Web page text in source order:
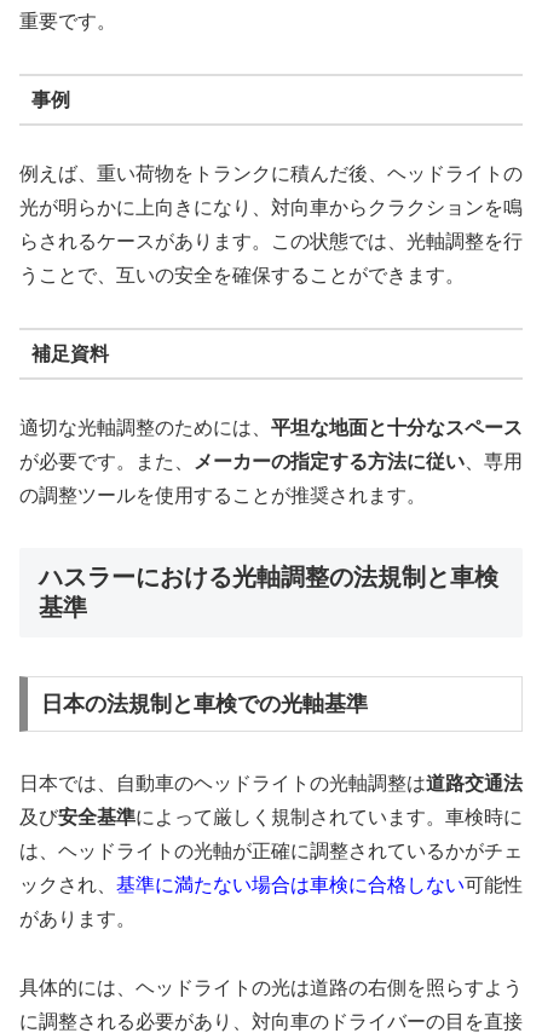
重要です。
事例
例えば、重い荷物をトランクに積んだ後、ヘッドライトの
光が明らかに上向きになり、対向車からクラクションを鳴
らされるケースがあります。この状態では、光軸調整を行
うことで、互いの安全を確保することができます。
補足資料
適切な光軸調整のためには、 平坦な地面と十分なスペース
が必要です。また、
メーカーの指定する方法に従い 、専用
の調整ツールを使用することが推奨されます。
ハスラーにおける光軸調整の法規制と車検
基準
日本の法規制と車検での光軸基準
日本では、自動車のヘッドライトの光軸調整は道路交通法
及び安全基準によって厳しく規制されています。車検時に
は、ヘッドライトの光軸が正確に調整されているかがチェ
ックされ、 基準に満たない場合は車検に合格しない可能性
があります。
具体的には、ヘッドライトの光は道路の右側を照らすよう
に調整される必要があり、対向車のドライバーの目を直接